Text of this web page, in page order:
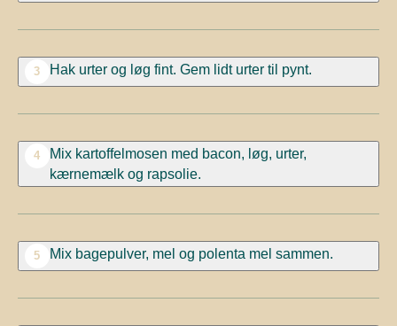
3 Hak urter og løg fint. Gem lidt urter til pynt.
4
Mix kartoffelmosen med bacon, løg, urter,
kærnemælk og rapsolie.
5 Mix bagepulver, mel og polenta mel sammen.